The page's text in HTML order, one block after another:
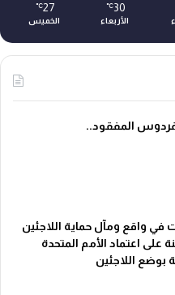
30
℃
الأربعاء
27
℃
الخميس
المفقود..
في واقع ومآل حماية اللاجئين
75 سنة على اعتماد الأمم المتحدة
بوضع اللاجئين